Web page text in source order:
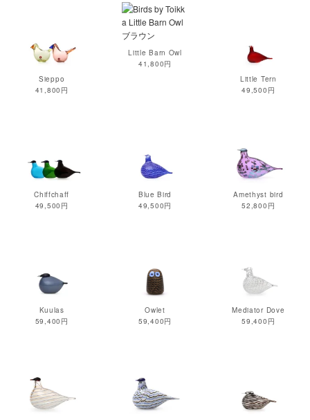
Sieppo
41,800円
Little Barn Owl
41,800円
Little Tern
49,500円
Chiffchaff
49,500円
Blue Bird
49,500円
Amethyst bird
52,800円
Kuulas
59,400円
Owlet
59,400円
Mediator Dove
59,400円